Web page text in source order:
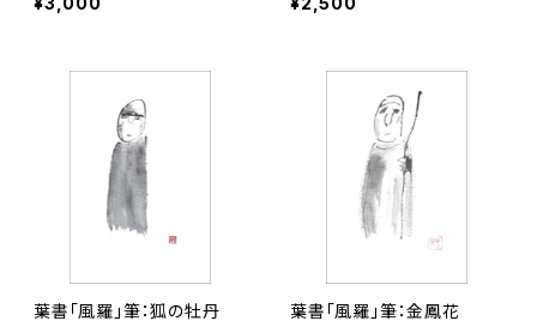
葉書「風羅」筆：狐の牡丹
葉書「風羅」筆：金鳳花